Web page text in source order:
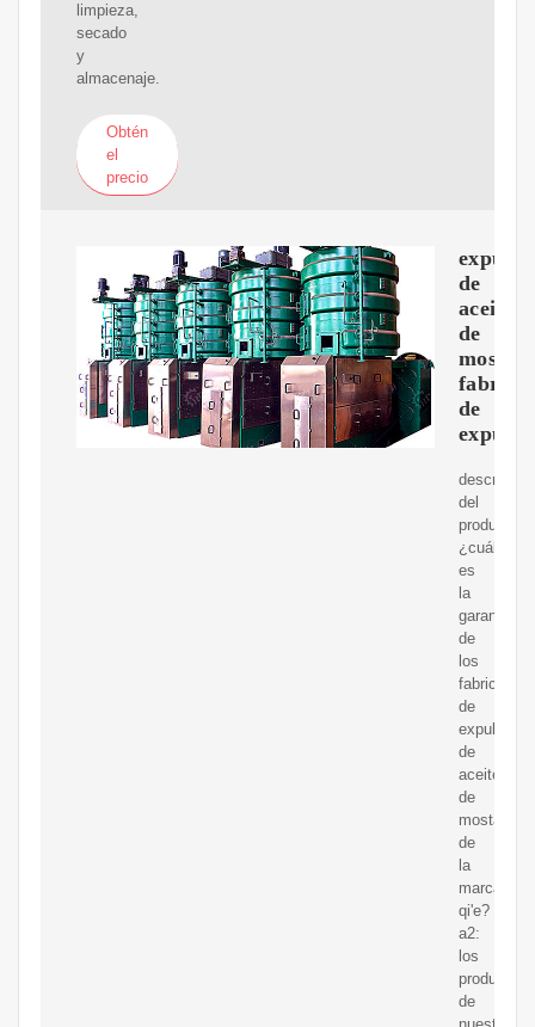
limpieza,
secado
y
almacenaje.
Obtén
el
precio
de
aceite
de
de
del
¿cuál
es
la
garantía
de
los
fabricantes
de
expulsores
de
aceite
de
mostaza
de
la
marca
qi'e?
a2:
los
productos
de